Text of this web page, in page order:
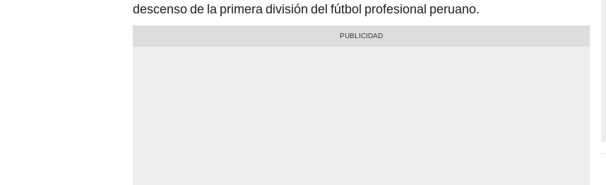
descenso de la primera división del fútbol profesional peruano.